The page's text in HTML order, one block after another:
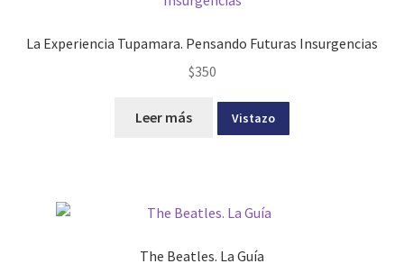
La Experiencia Tupamara. Pensando Futuras Insurgencias
$350
Leer más Vistazo
The Beatles. La Guía